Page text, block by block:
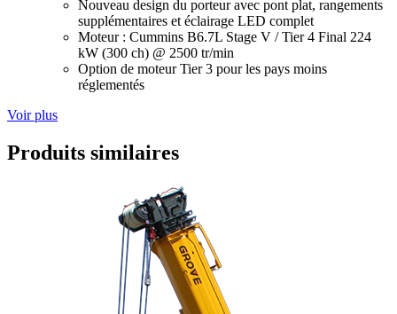
Nouveau design du porteur avec pont plat, rangements
supplémentaires et éclairage LED complet
Moteur : Cummins B6.7L Stage V / Tier 4 Final 224
kW (300 ch) @ 2500 tr/min
Option de moteur Tier 3 pour les pays moins
réglementés
Voir plus
Produits similaires